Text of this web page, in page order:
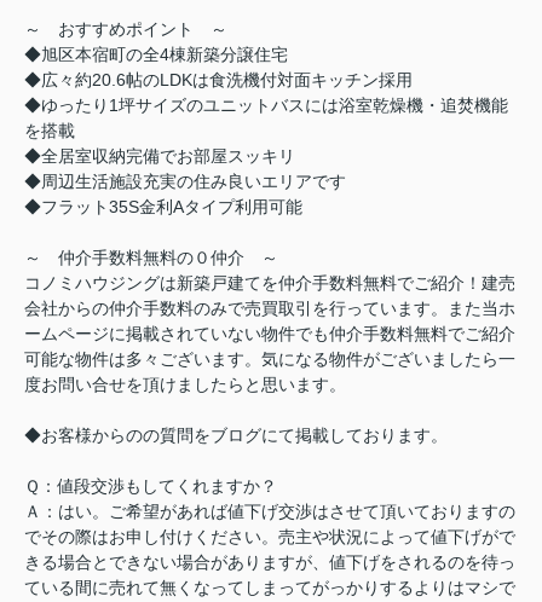
～ おすすめポイント ～
◆旭区本宿町の全4棟新築分譲住宅
◆広々約20.6帖のLDKは食洗機付対面キッチン採用
◆ゆったり1坪サイズのユニットバスには浴室乾燥機・追焚機能
を搭載
◆全居室収納完備でお部屋スッキリ
◆周辺生活施設充実の住み良いエリアです
◆フラット35S金利Aタイプ利用可能
～ 仲介手数料無料の０仲介 ～
コノミハウジングは新築戸建てを仲介手数料無料でご紹介！建売
会社からの仲介手数料のみで売買取引を行っています。また当ホ
ームページに掲載されていない物件でも仲介手数料無料でご紹介
可能な物件は多々ございます。気になる物件がございましたら一
度お問い合せを頂けましたらと思います。
◆お客様からのの質問をブログにて掲載しております。
Ｑ：値段交渉もしてくれますか？
Ａ：はい。ご希望があれば値下げ交渉はさせて頂いておりますの
でその際はお申し付けください。売主や状況によって値下げがで
きる場合とできない場合がありますが、値下げをされるのを待っ
ている間に売れて無くなってしまってがっかりするよりはマシで